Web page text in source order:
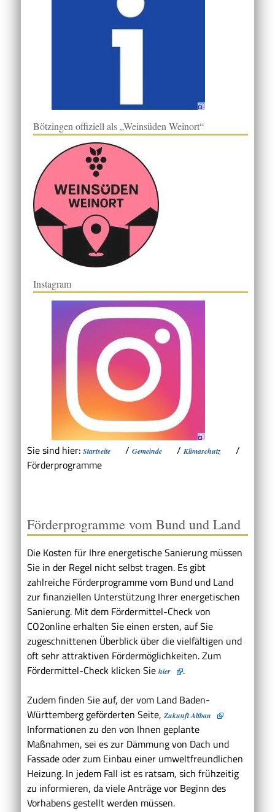
Bötzingen offiziell als „Weinsüden Weinort“
Instagram
Sie sind hier: Startseite / Gemeinde / Klimaschutz
/
Förderprogramme
Förderprogramme vom Bund und Land
Die Kosten für Ihre energetische Sanierung müssen
Sie in der Regel nicht selbst tragen. Es gibt
zahlreiche Förderprogramme vom Bund und Land
zur finanziellen Unterstützung Ihrer energetischen
Sanierung. Mit dem Fördermittel-Check von
CO2online erhalten Sie einen ersten, auf Sie
zugeschnittenen Überblick über die vielfältigen und
oft sehr attraktiven Fördermöglichkeiten. Zum
Fördermittel-Check klicken Sie hier
.
Zudem finden Sie auf, der vom Land Baden-
Württemberg geförderten Seite, Zukunft Altbau
Informationen zu den von Ihnen geplante
Maßnahmen, sei es zur Dämmung von Dach und
Fassade oder zum Einbau einer umweltfreundlichen
Heizung. In jedem Fall ist es ratsam, sich frühzeitig
zu informieren, da viele Anträge vor Beginn des
Vorhabens gestellt werden müssen.